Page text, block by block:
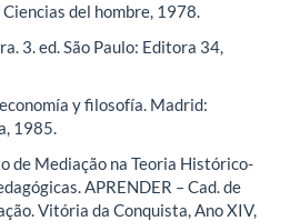
del hombre, 1978.
3. ed. São Paulo: Editora 34,
y filosofía. Madrid:
1985.
de Mediação na Teoria Histórico-
APRENDER – Cad. de
Vitória da Conquista, Ano XIV,